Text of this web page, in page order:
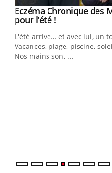
Youtube
Eczéma Chronique des
pour l’été !Youtube
L'été arrive… et avec lui, un
Vacances, plage, piscine,
Nos mains sont ...